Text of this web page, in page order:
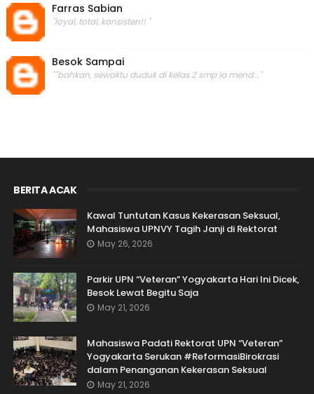
Farras Sabian
"loyal, total, konsisten!! "
Besok Sampai
""bahkan, sewaktu duduk di kelas 2 smp ia mend..."
BERITA ACAK
Kawal Tuntutan Kasus Kekerasan Seksual,
Mahasiswa UPNVY Tagih Janji di Rektorat
May 26, 2026
Parkir UPN “Veteran” Yogyakarta Hari Ini Dicek,
Besok Lewat Begitu Saja
May 21, 2026
Mahasiswa Padati Rektorat UPN “Veteran”
Yogyakarta Serukan #ReformasiBirokrasi
dalam Penanganan Kekerasan Seksual
May 21, 2026